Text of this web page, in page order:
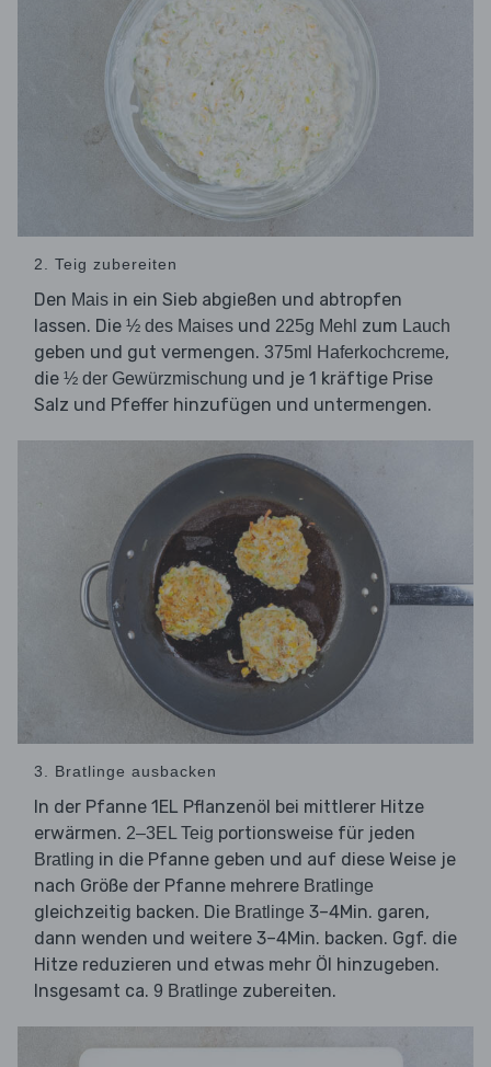
2. Teig zubereiten
Den Mais in ein Sieb abgießen und abtropfen
lassen. Die ½ des Maises und 225g Mehl zum Lauch
geben und gut vermengen. 375ml Haferkochcreme,
die ½ der Gewürzmischung und je 1 kräftige Prise
Salz und Pfeffer hinzufügen und untermengen.
3. Bratlinge ausbacken
In der Pfanne 1EL Pflanzenöl bei mittlerer Hitze
erwärmen. 2–3EL Teig portionsweise für jeden
Bratling in die Pfanne geben und auf diese Weise je
nach Größe der Pfanne mehrere Bratlinge
gleichzeitig backen. Die Bratlinge 3–4Min. garen,
dann wenden und weitere 3–4Min. backen. Ggf. die
Hitze reduzieren und etwas mehr Öl hinzugeben.
Insgesamt ca. 9 Bratlinge zubereiten.